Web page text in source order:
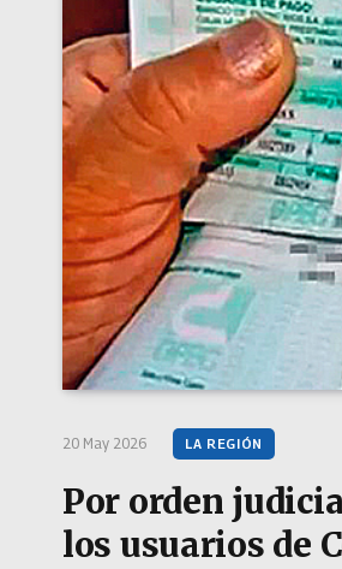
20 May 2026 LA REGIÓN
Por orden
los usuarios de